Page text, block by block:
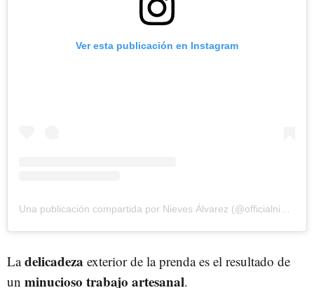
Ver esta publicación en Instagram
Ladelicadeza exterior de la prenda es el resultado de
un minucioso trabajo artesanal.